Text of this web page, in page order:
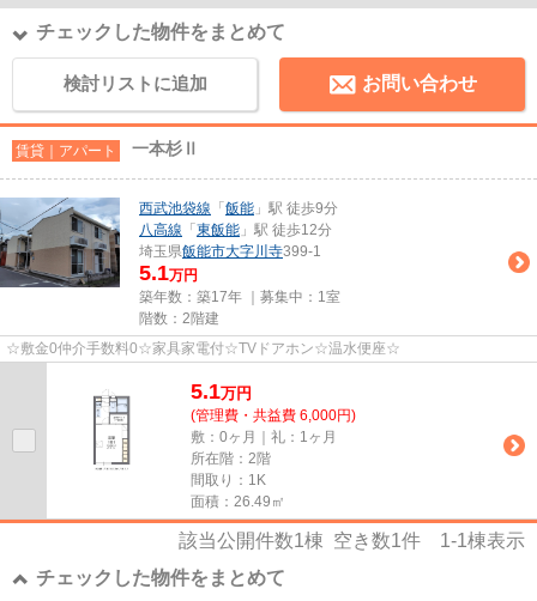
チェックした物件をまとめて
検討リストに追加 お問い合わせ
賃貸｜アパート 一本杉Ⅱ
西武池袋線 「 飯能 」駅 徒歩9分
八高線 「 東飯能 」駅 徒歩12分
埼玉県飯能市大字川寺399-1
5.1万円
築年数：築17年 ｜募集中： 1室
階数：2階建
☆敷金0仲介手数料0☆家具家電付☆TVドアホン☆温水便座☆
5.1万円
(管理費・共益費 6,000円)
敷：0ヶ月｜礼：1ヶ月
所在階：2階
間取り：1K
面積：26.49㎡
該当公開件数1棟 空き数1件 1-1棟表示
チェックした物件をまとめて